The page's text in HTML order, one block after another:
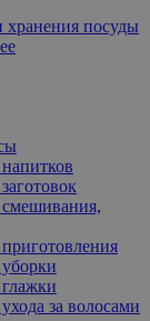
посуды
смешивания,
за волосами